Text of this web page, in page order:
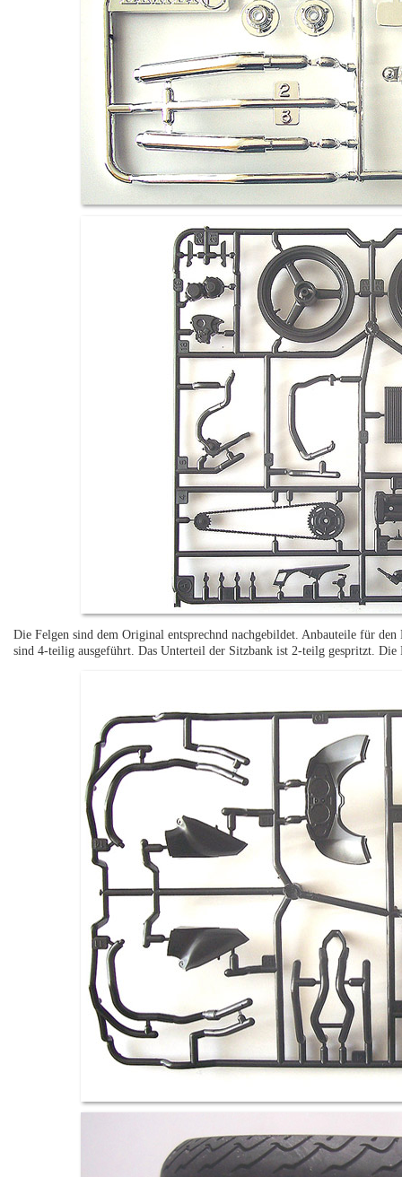
Die Felgen sind dem Original entsprechnd nachgebildet. Anbauteile für
sind 4-teilig ausgeführt. Das Unterteil der Sitzbank ist 2-teilg gespritzt. Die